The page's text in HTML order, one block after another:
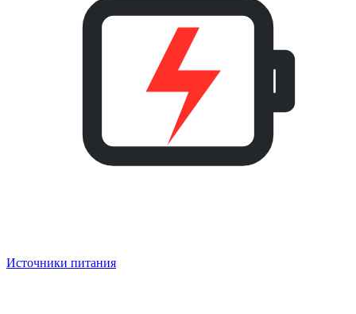
Источники питания